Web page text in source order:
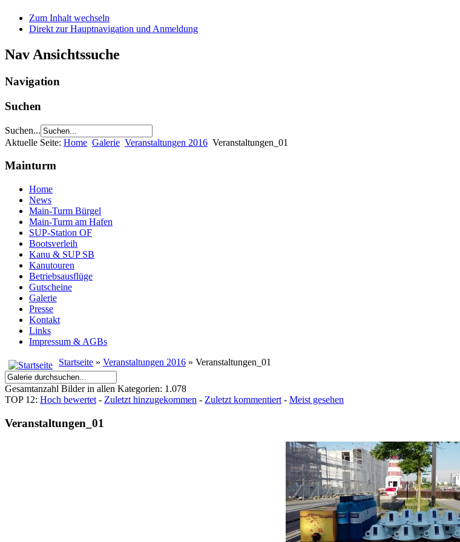
Zum Inhalt wechseln
Direkt zur Hauptnavigation und Anmeldung
Nav Ansichtssuche
Navigation
Suchen
Suchen...
Aktuelle Seite: Home Galerie Veranstaltungen 2016 Veranstaltungen_01
Mainturm
Home
News
Main-Turm Bürgel
Main-Turm am Hafen
SUP-Station OF
Bootsverleih
Kanu & SUP SB
Kanutouren
Betriebsausflüge
Gutscheine
Galerie
Presse
Kontakt
Links
Impressum & AGBs
Startseite » Veranstaltungen 2016 » Veranstaltungen_01
Gesamtanzahl Bilder in allen Kategorien: 1.078
TOP 12: Hoch bewertet - Zuletzt hinzugekommen - Zuletzt kommentiert - Meist gesehen
Veranstaltungen_01